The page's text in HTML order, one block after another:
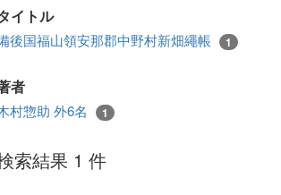
イトル
後国福山領安那郡中野村新畑繩帳 1
者
村惣助 外6名 1
索結果 1 件